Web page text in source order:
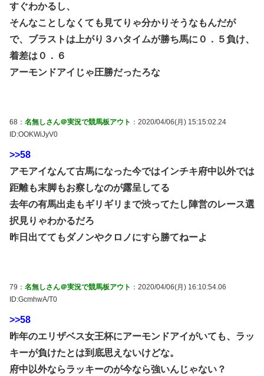
すぐわかるし、
そんなことしなくても見てりゃ分かりそうなもんだが
で、ブラストは上がり３ハタイムが勝ち馬に０．５負け、
着差は０．６
アーモンドアイじゃ圧勝だったろな
68： 名無しさん＠実況で競馬板アウト ：2020/04/06(月) 15:15:02.24
ID:OOKWiJyV0
>>58
アモアイなんて古馬になった今ではインチキ府中以外では
距離も末脚もお察しなのが露呈してる
去年の有馬出走もギリギリまで渋ってたし陣営のレース選
択見りゃわかるだろ
昨日出ててもダノンやクロノにすら勝てねーよ
79： 名無しさん＠実況で競馬板アウト ：2020/04/06(月) 16:10:54.06
ID:GcmhwA/T0
>>58
昨年のエリザベス女王杯にアーモンドアイがいても、ラッ
キーが負けたとは到底思えないけどな。
府中以外ならラッキーのが今なら強いんじゃない？